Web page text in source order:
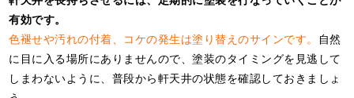
有効です。
色褪せや汚れの付着、コケの発生は塗り替えのサインです。 自然
に目に入る場所にありませんので、塗装のタイミングを見逃して
しまわないように、普段から軒天井の状態を確認しておきましょ